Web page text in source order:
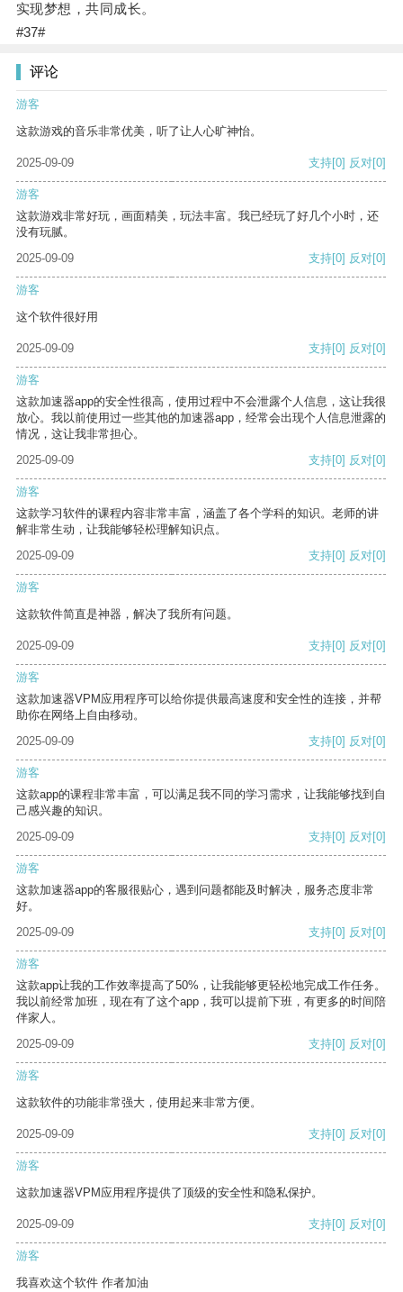
实现梦想，共同成长。
#37#
评论
游客
这款游戏的音乐非常优美，听了让人心旷神怡。
2025-09-09 支持[0] 反对[0]
游客
这款游戏非常好玩，画面精美，玩法丰富。我已经玩了好几个小时，还
没有玩腻。
2025-09-09
支持[0] 反对[0]
游客
这个软件很好用
2025-09-09 支持[0] 反对[0]
游客
这款加速器app的安全性很高，使用过程中不会泄露个人信息，这让我很
放心。我以前使用过一些其他的加速器app，经常会出现个人信息泄露的
情况，这让我非常担心。
2025-09-09
支持[0] 反对[0]
游客
这款学习软件的课程内容非常丰富，涵盖了各个学科的知识。老师的讲
解非常生动，让我能够轻松理解知识点。
2025-09-09
支持[0] 反对[0]
游客
这款软件简直是神器，解决了我所有问题。
2025-09-09 支持[0] 反对[0]
游客
这款加速器VPM应用程序可以给你提供最高速度和安全性的连接，并帮
助你在网络上自由移动。
2025-09-09
支持[0] 反对[0]
游客
这款app的课程非常丰富，可以满足我不同的学习需求，让我能够找到自
己感兴趣的知识。
2025-09-09
支持[0] 反对[0]
游客
这款加速器app的客服很贴心，遇到问题都能及时解决，服务态度非常
好。
2025-09-09
支持[0] 反对[0]
游客
这款app让我的工作效率提高了50%，让我能够更轻松地完成工作任务。
我以前经常加班，现在有了这个app，我可以提前下班，有更多的时间陪
伴家人。
2025-09-09
支持[0] 反对[0]
游客
这款软件的功能非常强大，使用起来非常方便。
2025-09-09 支持[0] 反对[0]
游客
这款加速器VPM应用程序提供了顶级的安全性和隐私保护。
2025-09-09 支持[0] 反对[0]
游客
我喜欢这个软件 作者加油